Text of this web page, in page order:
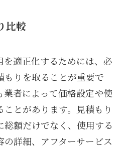
比較
適正化するためには、必
もりを取ることが重要で
業者によって価格設定や使
とがあります。見積もり
総額だけでなく、使用する
詳細、アフターサービス